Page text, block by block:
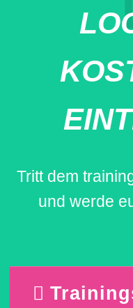
Tritt dem
und werde